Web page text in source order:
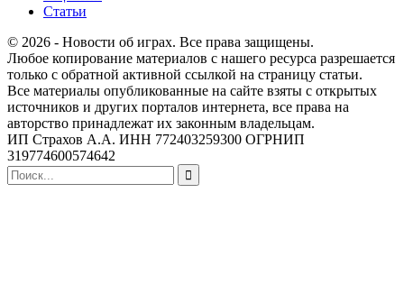
Статьи
© 2026 - Новости об играх. Все права защищены.
Любое копирование материалов с нашего ресурса разрешается
только с обратной активной ссылкой на страницу статьи.
Все материалы опубликованные на сайте взяты с открытых
источников и других порталов интернета, все права на
авторство принадлежат их законным владельцам.
ИП Страхов А.А. ИНН 772403259300 ОГРНИП
319774600574642